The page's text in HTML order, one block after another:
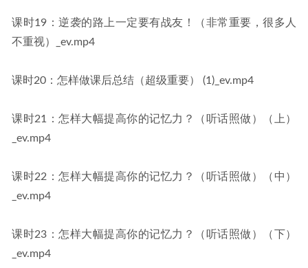
课时19：逆袭的路上一定要有战友！（非常重要，很多人
不重视）_ev.mp4
课时20：怎样做课后总结（超级重要） (1)_ev.mp4
课时21：怎样大幅提高你的记忆力？（听话照做）（上）
_ev.mp4
课时22：怎样大幅提高你的记忆力？（听话照做）（中）
_ev.mp4
课时23：怎样大幅提高你的记忆力？（听话照做）（下）
_ev.mp4